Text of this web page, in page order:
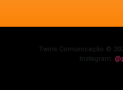
Twins Comunicação ©
Instagram: